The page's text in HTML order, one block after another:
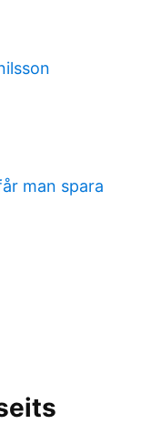
man spara